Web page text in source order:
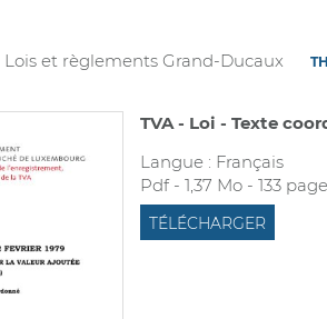
Lois et règlements Grand-Ducaux
TVA - Loi - Texte
Langue : Français
Pdf - 1,37 Mo - 133
TÉLÉCHARGER